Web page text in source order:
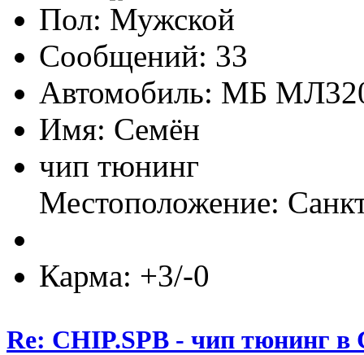
Пол:
Сообщений: 33
Автомобиль: МБ
Имя: Семён
чип тюнинг
Местоположение:
Карма: +3/-0
Re: CHIP.SPB - чип тюнинг в